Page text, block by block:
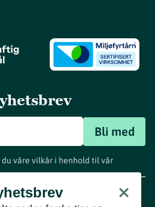
Bli med
våre vilkår i henhold til vår